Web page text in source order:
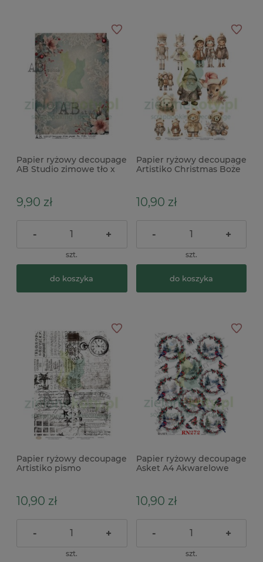
Papier ryżowy decoupage
AB Studio zimowe tło x
9,90 zł
- +
szt.
do koszyka
Papier ryżowy decoupage
Artistiko Christmas Boże
10,90 zł
- +
szt.
do koszyka
Papier ryżowy decoupage
Artistiko pismo
10,90 zł
- +
szt.
Papier ryżowy decoupage
Asket A4 Akwarelowe
10,90 zł
- +
szt.